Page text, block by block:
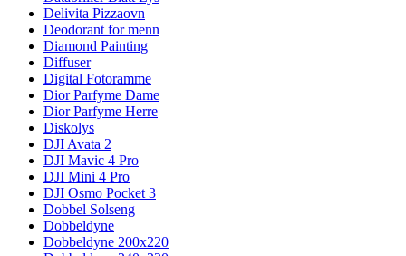
Delivita Pizzaovn
Deodorant for menn
Diamond Painting
Diffuser
Digital Fotoramme
Dior Parfyme Dame
Dior Parfyme Herre
Diskolys
DJI Avata 2
DJI Mavic 4 Pro
DJI Mini 4 Pro
DJI Osmo Pocket 3
Dobbel Solseng
Dobbeldyne
Dobbeldyne 200x220